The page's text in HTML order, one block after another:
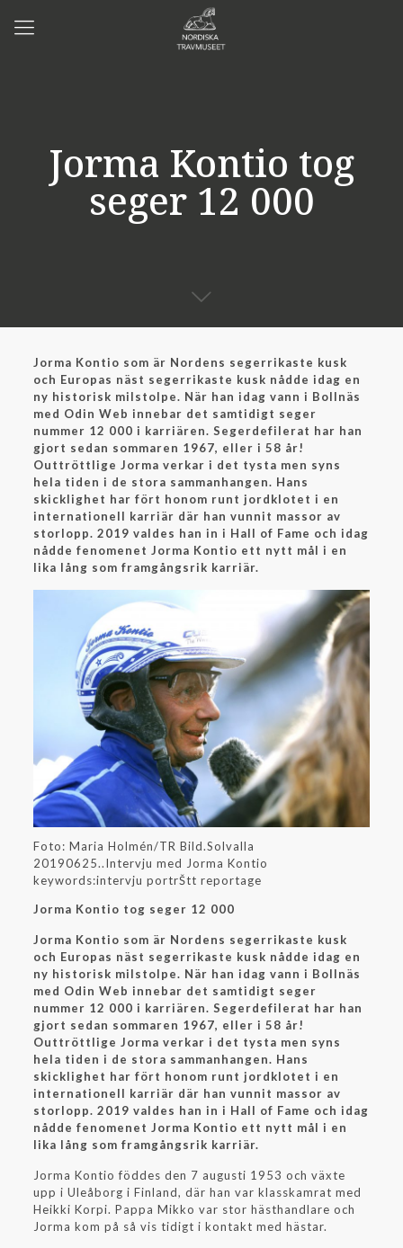
Jorma Kontio tog
seger 12 000
Jorma Kontio som är Nordens segerrikaste kusk
och Europas näst segerrikaste kusk nådde idag en
ny historisk milstolpe. När han idag vann i Bollnäs
med Odin Web innebar det samtidigt seger
nummer 12 000 i karriären. Segerdefilerat har han
gjort sedan sommaren 1967, eller i 58 år!
Outtröttlige Jorma verkar i det tysta men syns
hela tiden i de stora sammanhangen. Hans
skicklighet har fört honom runt jordklotet i en
internationell karriär där han vunnit massor av
storlopp. 2019 valdes han in i Hall of Fame och idag
nådde fenomenet Jorma Kontio ett nytt mål i en
lika lång som framgångsrik karriär.
Foto: Maria Holmén/TR Bild.Solvalla
20190625..Intervju med Jorma Kontio
keywords:intervju portrŠtt reportage
Jorma Kontio tog seger 12 000
Jorma Kontio som är Nordens segerrikaste kusk
och Europas näst segerrikaste kusk nådde idag en
ny historisk milstolpe. När han idag vann i Bollnäs
med Odin Web innebar det samtidigt seger
nummer 12 000 i karriären. Segerdefilerat har han
gjort sedan sommaren 1967, eller i 58 år!
Outtröttlige Jorma verkar i det tysta men syns
hela tiden i de stora sammanhangen. Hans
skicklighet har fört honom runt jordklotet i en
internationell karriär där han vunnit massor av
storlopp. 2019 valdes han in i Hall of Fame och idag
nådde fenomenet Jorma Kontio ett nytt mål i en
lika lång som framgångsrik karriär.
Jorma Kontio föddes den 7 augusti 1953 och växte
upp i Uleåborg i Finland, där han var klasskamrat med
Heikki Korpi. Pappa Mikko var stor hästhandlare och
Jorma kom på så vis tidigt i kontakt med hästar.